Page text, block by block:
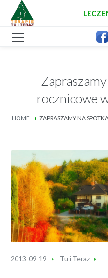
rocznicowe
HOME ZAPRASZAMY NA
2013-09-19 Tu i Teraz